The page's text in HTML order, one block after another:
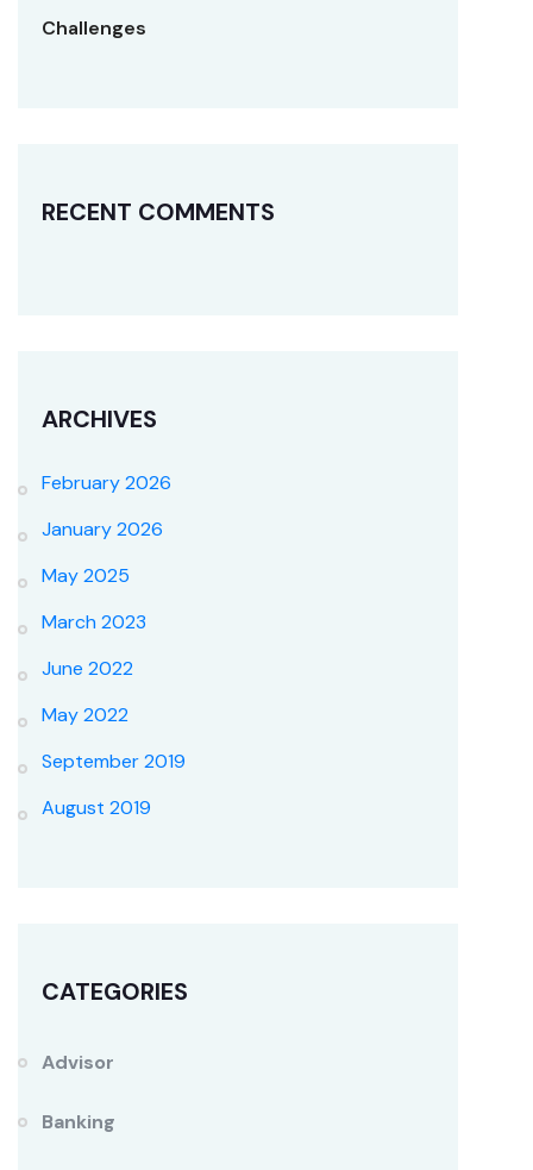
Challenges
RECENT COMMENTS
ARCHIVES
February 2026
January 2026
May 2025
March 2023
June 2022
May 2022
September 2019
August 2019
CATEGORIES
Advisor
Banking